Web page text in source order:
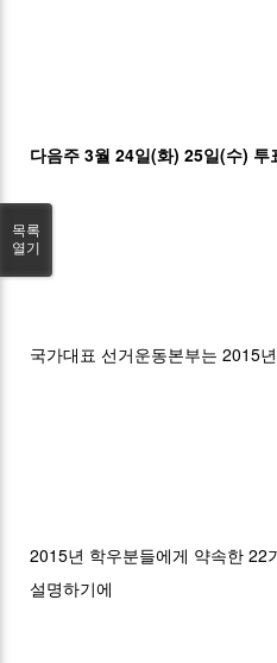
다음주 3월 24일(화) 25일(수) 투
국가대표 선거운동본부는 2015년
2015년 학우분들에게 약속한 22
설명하기에
목록
열기